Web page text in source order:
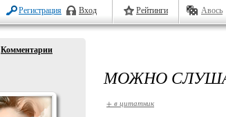
Регистрация Вход Рейтинги Авось
Комментарии
МОЖНО
+ в цитатник